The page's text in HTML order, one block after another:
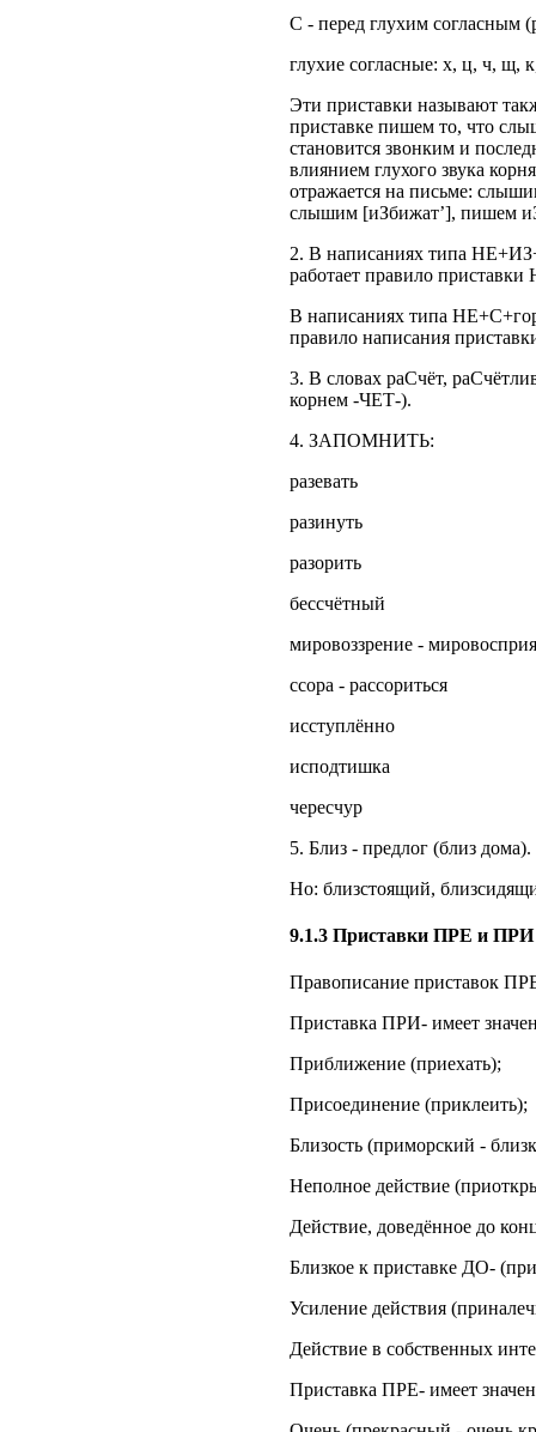
С - перед глухим согласным
глухие согласные: х, ц, ч, щ,
Эти приставки называют
приставке пишем то, что
становится звонким и
влиянием глухого звука
отражается на письме:
слышим [иЗбижат’], пишем
2. В написаниях типа
работает правило
В написаниях типа
правило написания
3. В словах раСчёт,
корнем -ЧЕТ-).
4. ЗАПОМНИТЬ:
разевать
разинуть
разорить
бессчётный
мировоззрение -
ссора - рассориться
исступлённо
исподтишка
чересчур
5. Близ - предлог (близ дома).
Но: близстоящий,
9.1.3 Приставки ПРЕ и ПРИ
Правописание приставок
Приставка ПРИ- имеет
Приближение (приехать);
Присоединение (приклеить);
Близость (приморский -
Неполное действие
Действие, доведённое до
Близкое к приставке ДО-
Усиление действия
Действие в собственных
Приставка ПРЕ- имеет